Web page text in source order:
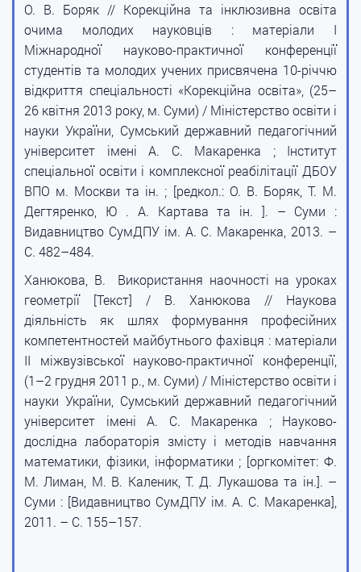
О. В. Боряк // Корекційна та інклюзивна освіта
очима молодих науковців : матеріали I
Міжнародної науково-практичної конференції
студентів та молодих учених присвячена 10-річчю
відкриття спеціальності «Корекційна освіта», (25–
26 квітня 2013 року, м. Суми) / Міністерство освіти і
науки України, Сумський державний педагогічний
університет імені А. С. Макаренка ; Інститут
спеціальної освіти і комплексної реабілітації ДБОУ
ВПО м. Москви та ін. ; [редкол.: О. В. Боряк, Т. М.
Дегтяренко, Ю . А. Картава та ін. ]. – Суми :
Видавництво СумДПУ ім. А. С. Макаренка, 2013. –
С. 482–484.
Ханюкова, В. Використання наочності на уроках
геометрії [Текст] / В. Ханюкова // Наукова
діяльність як шлях формування професійних
компетентностей майбутнього фахівця : матеріали
II міжвузівської науково-практичної конференції,
(1–2 грудня 2011 р., м. Суми) / Міністерство освіти і
науки України, Сумський державний педагогічний
університет імені А. С. Макаренка ; Науково-
дослідна лабораторія змісту і методів навчання
математики, фізики, інформатики ; [оргкомітет: Ф.
М. Лиман, М. В. Каленик, Т. Д. Лукашова та ін.]. –
Суми : [Видавництво СумДПУ ім. А. С. Макаренка],
2011. – С. 155–157.